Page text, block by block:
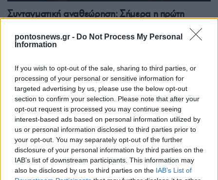
pontosnews.gr - Do Not Process My Personal
Information
If you wish to opt-out of the sale, sharing to third parties, or
processing of your personal or sensitive information for
targeted advertising by us, please use the below opt-out
section to confirm your selection. Please note that after your
opt-out request is processed you may continue seeing
interest-based ads based on personal information utilized by
us or personal information disclosed to third parties prior to
your opt-out. You may separately opt-out of the further
disclosure of your personal information by third parties on the
IAB’s list of downstream participants. This information may
also be disclosed by us to third parties on the IAB’s List of
Συνταγματική αναθεώρηση: Σήμερα η πρώτη
ψηφοφορία – Οι αλλαγές που προτείνει η ΝΔ
27/07/2026 - 12:08μμ